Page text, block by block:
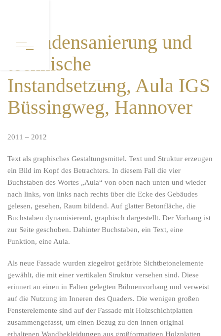
Fassadensanierung und
technische
Instandsetzung, Aula IGS
Büssingweg, Hannover
2011 – 2012
Text als graphisches Gestaltungsmittel. Text und Struktur erzeugen
ein Bild im Kopf des Betrachters. In diesem Fall die vier
Buchstaben des Wortes „Aula“ von oben nach unten und wieder
nach links, von links nach rechts über die Ecke des Gebäudes
gelesen, gesehen, Raum bildend. Auf glatter Betonfläche, die
Buchstaben dynamisierend, graphisch dargestellt. Der Vorhang ist
zur Seite geschoben. Dahinter Buchstaben, ein Text, eine
Funktion, eine Aula.
Als neue Fassade wurden ziegelrot gefärbte Sichtbetonelemente
gewählt, die mit einer vertikalen Struktur versehen sind. Diese
erinnert an einen in Falten gelegten Bühnenvorhang und verweist
auf die Nutzung im Inneren des Quaders. Die wenigen großen
Fensterelemente sind auf der Fassade mit Holzschichtplatten
zusammengefasst, um einen Bezug zu den innen original
erhaltenen Wandbekleidungen aus großformatigen Holzplatten